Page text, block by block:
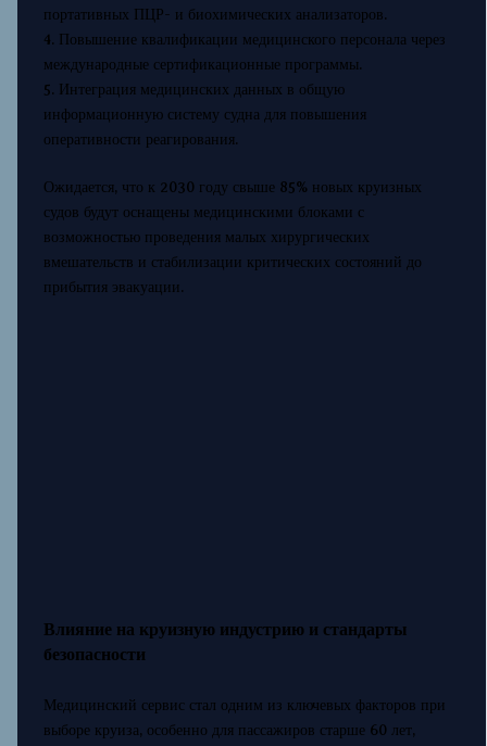
портативных ПЦР- и биохимических анализаторов.
4. Повышение квалификации медицинского персонала через
международные сертификационные программы.
5. Интеграция медицинских данных в общую
информационную систему судна для повышения
оперативности реагирования.
Ожидается, что к 2030 году свыше 85% новых круизных
судов будут оснащены медицинскими блоками с
возможностью проведения малых хирургических
вмешательств и стабилизации критических состояний до
прибытия эвакуации.
Влияние на круизную индустрию и стандарты
безопасности
Медицинский сервис стал одним из ключевых факторов при
выборе круиза, особенно для пассажиров старше 60 лет,